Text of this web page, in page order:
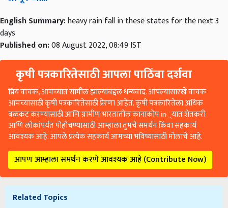
English Summary:heavy rain fall in these states for the next 3
days
Published on:08 August 2022, 08:49 IST
कृषी पत्रकारितेसाठी आपला पाठिंबा दर्शवा
प्रिय वाचक, आमच्यात सामील झाल्याबद्दल धन्यवाद. आपल्यासारखे वाचक
आमच्यासाठी कृषी पत्रकारितेसाठी प्रेरणा आहेत. कृषी पत्रकारितेला अधिक
बळकट करण्यासाठी आणि ग्रामीण भारतातील कानाकोप in्यात शेतकरी
आणि लोकांपर्यंत पोहोचण्यासाठी आम्हाला तुमचे समर्थन किंवा सहकार्य
आवश्यक आहे. आपले प्रत्येक सहकार्य आमच्या भविष्यासाठी मोलाचे आहे.
आपण आम्हाला समर्थन करणे आवश्यक आहे (Contribute Now)
Related Topics